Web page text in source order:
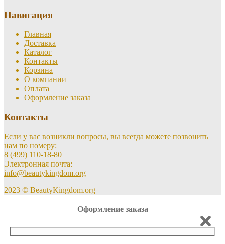
Навигация
Главная
Доставка
Каталог
Контакты
Корзина
О компании
Оплата
Оформление заказа
Контакты
Если у вас возникли вопросы, вы всегда можете позвонить
нам по номеру:
8 (499) 110-18-80
Электронная почта:
info@beautykingdom.org
2023 © BeautyKingdom.org
Оформление заказа